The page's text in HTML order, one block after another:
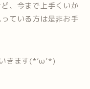
、今まで上手くいか
ている方は是非お手
きます(*’ω’*)